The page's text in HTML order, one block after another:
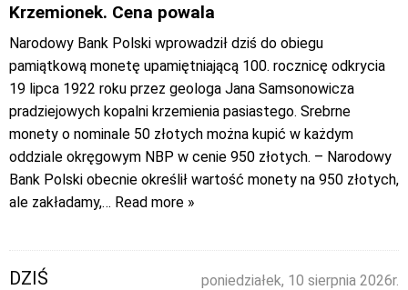
Krzemionek. Cena powala
Narodowy Bank Polski wprowadził dziś do obiegu
pamiątkową monetę upamiętniającą 100. rocznicę odkrycia
19 lipca 1922 roku przez geologa Jana Samsonowicza
pradziejowych kopalni krzemienia pasiastego. Srebrne
monety o nominale 50 złotych można kupić w każdym
oddziale okręgowym NBP w cenie 950 złotych. – Narodowy
Bank Polski obecnie określił wartość monety na 950 złotych,
ale zakładamy,… Read more »
poniedziałek, 10 sierpnia 2026r.
DZIŚ